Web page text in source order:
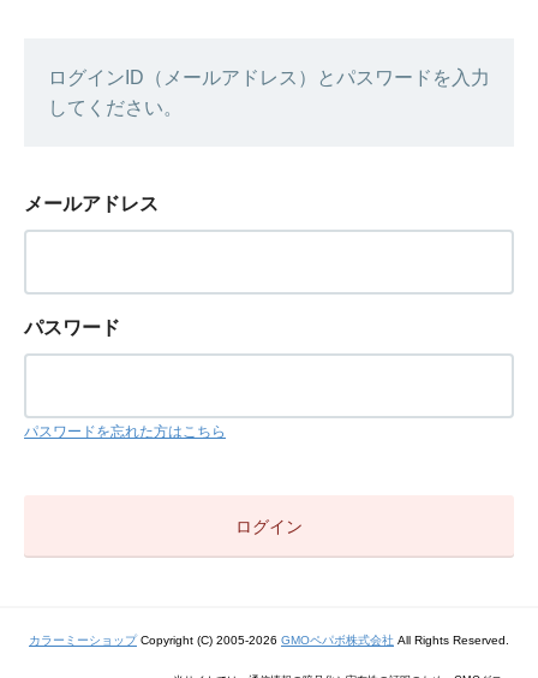
ログインID（メールアドレス）とパスワードを入力
してください。
メールアドレス
パスワード
パスワードを忘れた方はこちら
カラーミーショップCopyright (C) 2005-2026 GMOペパボ株式会社 All Rights Reserved.